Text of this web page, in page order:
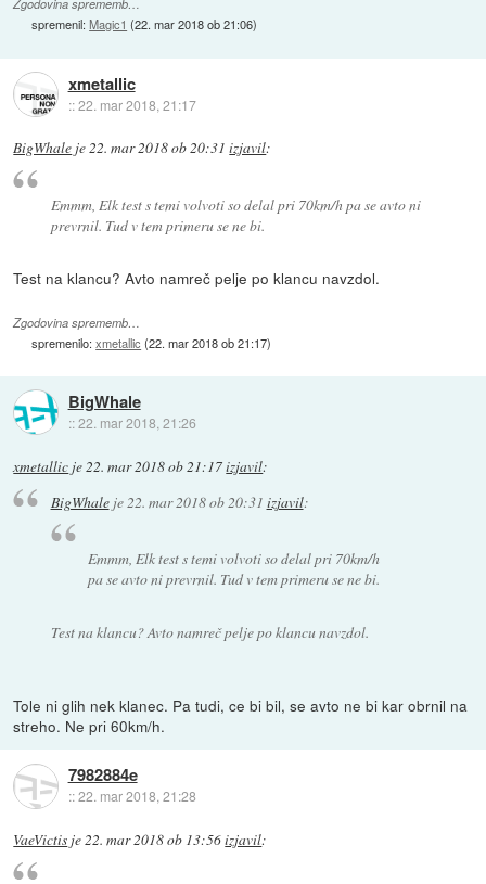
Zgodovina sprememb…
spremenil:Magic1 (22. mar 2018 ob 21:06)
xmetallic
::22. mar 2018, 21:17
BigWhale je22. mar 2018 ob 20:31 izjavil:
Emmm, Elk test s temi volvoti so delal pri 70km/h pa se avto ni
prevrnil. Tud v tem primeru se ne bi.
Test na klancu? Avto namreč pelje po klancu navzdol.
Zgodovina sprememb…
spremenilo:xmetallic (22. mar 2018 ob 21:17)
BigWhale
::22. mar 2018, 21:26
xmetallic je22. mar 2018 ob 21:17izjavil:
BigWhaleje22. mar 2018 ob 20:31 izjavil:
Emmm, Elk test s temi volvoti so delal pri 70km/h
pa se avto ni prevrnil. Tud v tem primeru se ne bi.
Test na klancu? Avto namreč pelje po klancu navzdol.
Tole ni glih nek klanec. Pa tudi, ce bi bil, se avto ne bi kar obrnil na
streho. Ne pri 60km/h.
7982884e
::22. mar 2018, 21:28
VaeVictis je22. mar 2018 ob 13:56izjavil: